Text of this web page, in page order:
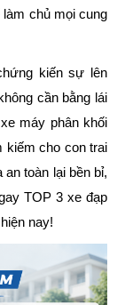
chủ mọi cung
kiến sự lên
cần bằng lái
máy phân khối
kiếm cho con trai
toàn lại bền bỉ,
TOP 3 xe đạp
nay!